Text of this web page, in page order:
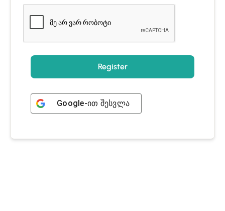
Register
Google-ით შესვლა